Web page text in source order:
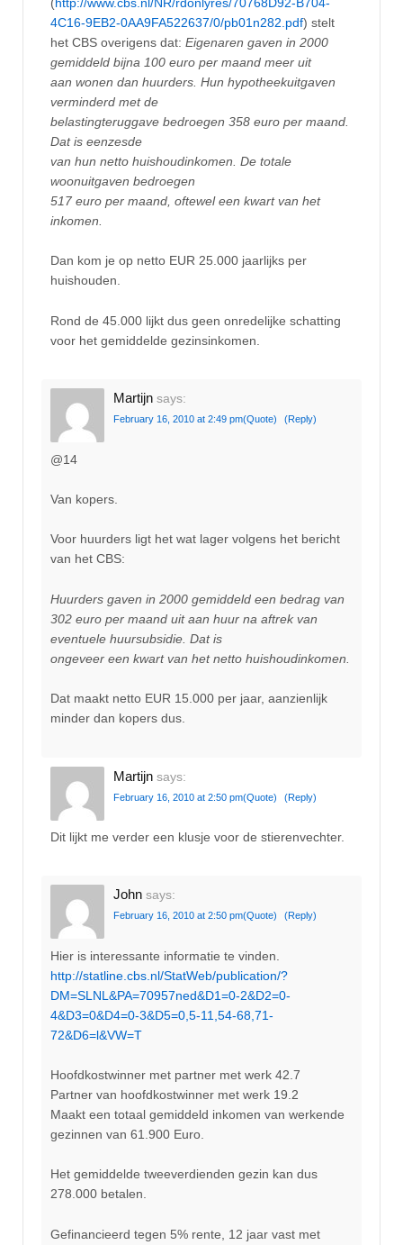
4C16-9EB2-0AA9FA522637/0/pb01n282.pdf) stelt
het CBS overigens dat: Eigenaren gaven in 2000
gemiddeld bijna 100 euro per maand meer uit
aan wonen dan huurders. Hun hypotheekuitgaven
verminderd met de
belastingteruggave bedroegen 358 euro per maand.
Dat is eenzesde
van hun netto huishoudinkomen. De totale
woonuitgaven bedroegen
517 euro per maand, oftewel een kwart van het
inkomen.
Dan kom je op netto EUR 25.000 jaarlijks per
huishouden.
Rond de 45.000 lijkt dus geen onredelijke schatting
voor het gemiddelde gezinsinkomen.
Martijn says:
February 16, 2010 at 2:49 pm(Quote) (Reply)
@14
Van kopers.
Voor huurders ligt het wat lager volgens het bericht
van het CBS:
Huurders gaven in 2000 gemiddeld een bedrag van
302 euro per maand uit aan huur na aftrek van
eventuele huursubsidie. Dat is
ongeveer een kwart van het netto huishoudinkomen.
Dat maakt netto EUR 15.000 per jaar, aanzienlijk
minder dan kopers dus.
Martijn says:
February 16, 2010 at 2:50 pm(Quote) (Reply)
Dit lijkt me verder een klusje voor de stierenvechter.
John says:
February 16, 2010 at 2:50 pm(Quote) (Reply)
Hier is interessante informatie te vinden.
http://statline.cbs.nl/StatWeb/publication/?
DM=SLNL&PA=70957ned&D1=0-2&D2=0-
4&D3=0&D4=0-3&D5=0,5-11,54-68,71-
72&D6=l&VW=T
Hoofdkostwinner met partner met werk 42.7
Partner van hoofdkostwinner met werk 19.2
Maakt een totaal gemiddeld inkomen van werkende
gezinnen van 61.900 Euro.
Het gemiddelde tweeverdienden gezin kan dus
278.000 betalen.
Gefinancieerd tegen 5% rente, 12 jaar vast met